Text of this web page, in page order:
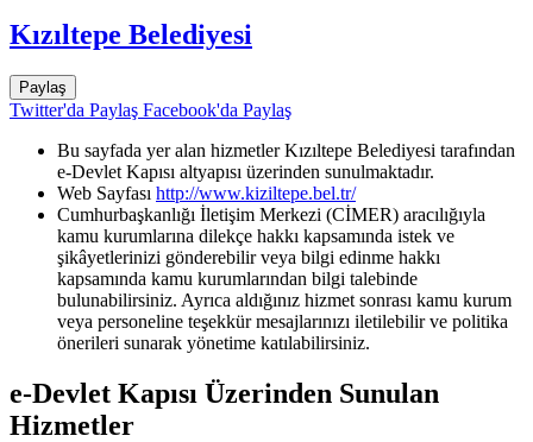
Kızıltepe Belediyesi
Paylaş
Twitter'da Paylaş Facebook'da Paylaş
Bu sayfada yer alan hizmetler Kızıltepe Belediyesi tarafından
e-Devlet Kapısı altyapısı üzerinden sunulmaktadır.
Web Sayfası http://www.kiziltepe.bel.tr/
Cumhurbaşkanlığı İletişim Merkezi (CİMER) aracılığıyla
kamu kurumlarına dilekçe hakkı kapsamında istek ve
şikâyetlerinizi gönderebilir veya bilgi edinme hakkı
kapsamında kamu kurumlarından bilgi talebinde
bulunabilirsiniz. Ayrıca aldığınız hizmet sonrası kamu kurum
veya personeline teşekkür mesajlarınızı iletilebilir ve politika
önerileri sunarak yönetime katılabilirsiniz.
e-Devlet Kapısı Üzerinden Sunulan
Hizmetler